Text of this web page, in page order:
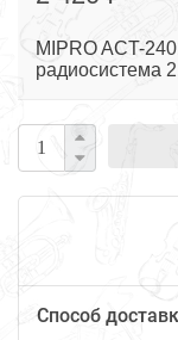
MIPRO ACT-
радиосистема
Способ